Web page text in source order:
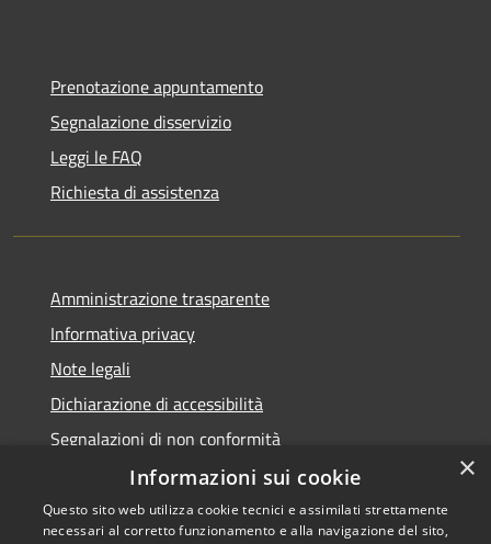
Prenotazione appuntamento
Segnalazione disservizio
Leggi le FAQ
Richiesta di assistenza
Amministrazione trasparente
Informativa privacy
Note legali
Dichiarazione di accessibilità
Segnalazioni di non conformità
×
Informazioni sui cookie
Questo sito web utilizza cookie tecnici e assimilati strettamente
necessari al corretto funzionamento e alla navigazione del sito,